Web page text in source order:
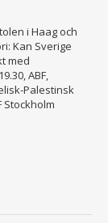
i Haag och
Kan Sverige
med
ABF,
Palestinsk
Stockholm